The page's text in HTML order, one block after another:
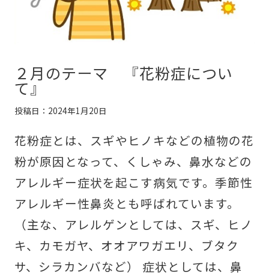
２月のテーマ 『花粉症につい
て』
投稿日：2024年1月20日
花粉症とは、スギやヒノキなどの植物の花
粉が原因となって、くしゃみ、鼻水などの
アレルギー症状を起こす病気です。季節性
アレルギー性鼻炎とも呼ばれています。
（主な、アレルゲンとしては、スギ、ヒノ
キ、カモガヤ、オオアワガエリ、ブタク
サ、シラカンバなど） 症状としては、鼻